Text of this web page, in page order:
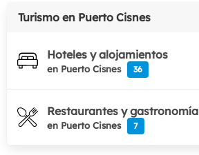
Turismo en Puerto Cisnes
Hoteles y alojamientos
en Puerto Cisnes 36
Restaurantes y gastronomía
en Puerto Cisnes 7